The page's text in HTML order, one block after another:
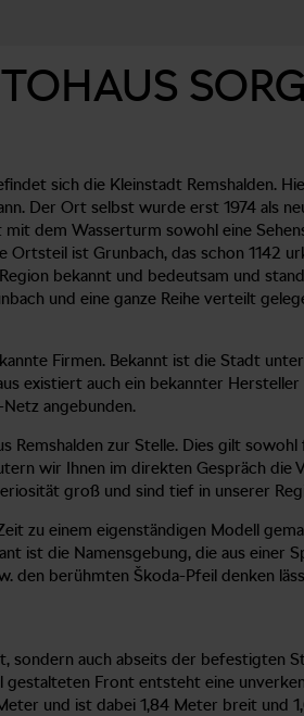
sich die Kleinstadt Remshalden.
Der Ort selbst wurde erst 1974 als
dem Wasserturm sowohl eine
ist Grunbach, das schon 1142
bekannt und bedeutsam und
und eine ganze Reihe verteilt
Firmen. Bekannt ist die Stadt
existiert auch ein bekannter
angebunden.
zur Stelle. Dies gilt
wir Ihnen im direkten Gespräch die
groß und sind tief in unserer
zu einem eigenständigen Modell
ist die Namensgebung, die aus
den berühmten Škoda-Pfeil denken
auch abseits der befestigten
Front entsteht eine
und ist dabei 1,84 Meter breit und